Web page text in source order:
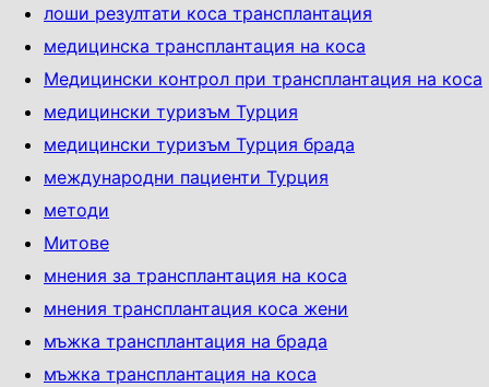
лоши резултати коса трансплантация
медицинска трансплантация на коса
Медицински контрол при трансплантация на коса
медицински туризъм Турция
медицински туризъм Турция брада
международни пациенти Турция
методи
Митове
мнения за трансплантация на коса
мнения трансплантация коса жени
мъжка трансплантация на брада
мъжка трансплантация на коса